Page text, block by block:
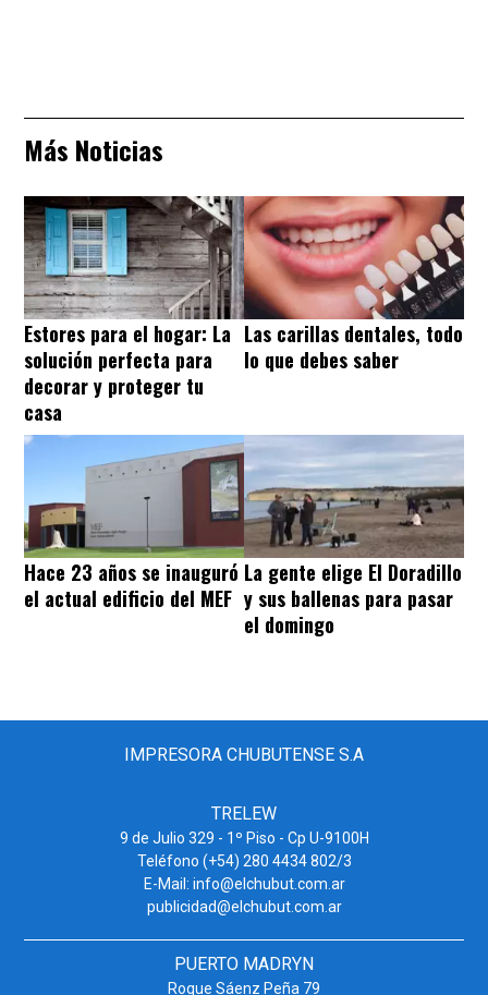
Más Noticias
Estores para el hogar: La
solución perfecta para
decorar y proteger tu
casa
Las carillas dentales, todo
lo que debes saber
Hace 23 años se inauguró
el actual edificio del MEF
La gente elige El Doradillo
y sus ballenas para pasar
el domingo
IMPRESORA CHUBUTENSE S.A
TRELEW
9 de Julio 329 - 1º Piso - Cp U-9100H
Teléfono (+54) 280 4434 802/3
E-Mail: info@elchubut.com.ar
publicidad@elchubut.com.ar
PUERTO MADRYN
Roque Sáenz Peña 79